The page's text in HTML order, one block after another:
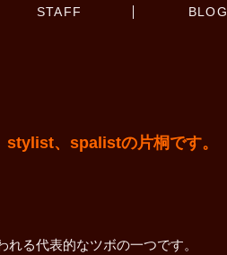
STAFF BLOG
stylist、spalistの片桐です。
る代表的なツボの一つです。